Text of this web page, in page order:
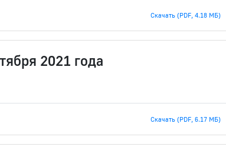
Скачать (PDF, 4.18 МБ)
2021 года
Скачать (PDF, 6.17 МБ)